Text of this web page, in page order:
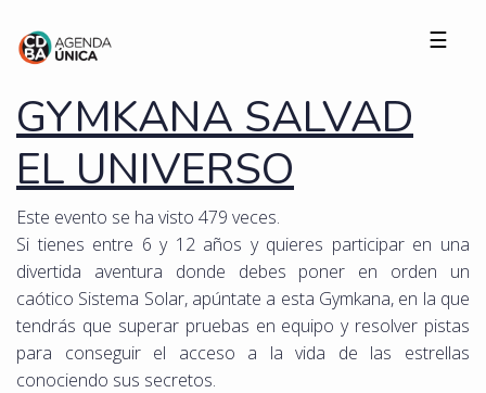
☰
GYMKANA SALVAD
EL UNIVERSO
Este evento se ha visto 479 veces.
Si tienes entre 6 y 12 años y quieres participar en una
divertida aventura donde debes poner en orden un
caótico Sistema Solar, apúntate a esta Gymkana, en la que
tendrás que superar pruebas en equipo y resolver pistas
para conseguir el acceso a la vida de las estrellas
conociendo sus secretos.